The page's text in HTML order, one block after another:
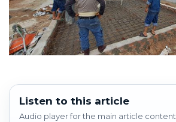
Listen to this article
Audio player for the main article content